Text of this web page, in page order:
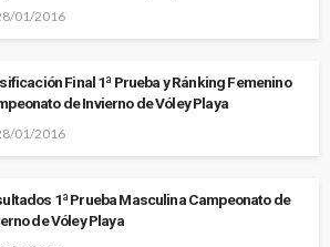
01/2016
Final 1ª Prueba y Ránking Femenino
de Invierno de Vóley Playa
01/2016
1ª Prueba Masculina Campeonato de
de Vóley Playa